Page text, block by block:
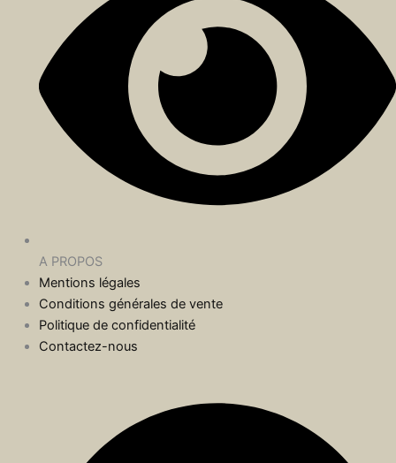
A PROPOS
Mentions légales
Conditions générales de vente
Politique de confidentialité
Contactez-nous